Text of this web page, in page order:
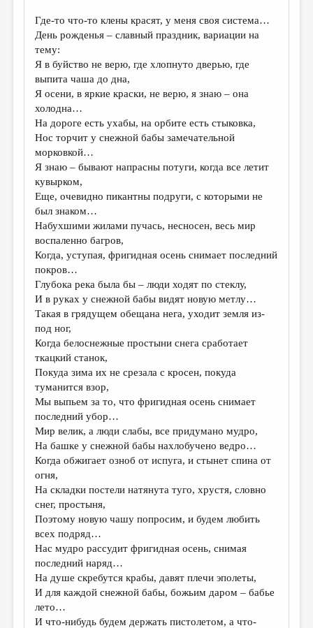
ПРОИЗВЕДЕНИЯ
ПЕРЕВОДЫ
КОНКУРСЫ
ДЕТСКАЯ КОМНАТА
КНИЖНАЯ ПОЛКА
ОБЗОР ЛИТЕРАТУРЫ
СТРАНИЦЫ ПАМЯТИ
ОБЪЯВЛЕНИЯ
КОЛОНКА РЕДАКТОРА
РЕДКОЛЛЕГИЯ
ОТ РЕДАКЦИИ
МАЛАЯ ПРОЗА
ЭССЕИСТИКА
ЛИТЕРАТУРОВЕДЕНИЕ
КУЛЬТУРОВЕДЕНИЕ
ПУБЛИЦИСТИКА
РЕЦЕНЗИРОВАНИЕ
ЦИКЛЫ ПУБЛИКАЦИЙ
ТРЕДИАКОВСКИЙ
МЕДИА
ВКОНТАКТЕ
Где-то что-то клены красят, у меня своя система…
День рожденья – славный праздник, вариации на
тему:
Я в буйство не верю, где хлопнуто дверью, где
выпита чаша до дна,
Я осени, в яркие краски, не верю, я знаю – она
холодна…
На дороге есть ухабы, на орбите есть стыковка,
Нос торчит у снежной бабы замечательной
морковкой…
Я знаю – бывают напрасны потуги, когда все летит
кувырком,
Еще, очевидно пикантны подруги, с которыми не
был знаком…
Набухшими жилами пучась, несносен, весь мир
воспаленно багров,
Когда, уступая, фригидная осень снимает последний
покров…
Глубока река была бы – люди ходят по стеклу,
И в руках у снежной бабы видят новую метлу…
Такая в грядущем обещана нега, уходит земля из-
под ног,
Когда белоснежные простыни снега сработает
ткацкий станок,
Покуда зима их не срезала с кросен, покуда
туманится взор,
Мы выпьем за то, что фригидная осень снимает
последний убор…
Мир велик, а люди слабы, все придумано мудро,
На башке у снежной бабы нахлобучено ведро…
Когда обжигает озноб от испуга, и стынет спина от
огня,
На складки постели натянута туго, хрустя, словно
снег, простыня,
Поэтому новую чашу попросим, и будем любить
всех подряд…
Нас мудро рассудит фригидная осень, снимая
последний наряд…
На душе скребутся крабы, давят плечи эполеты,
И для каждой снежной бабы, божьим даром – бабье
лето…
И что-нибудь будем держать пистолетом, а что-